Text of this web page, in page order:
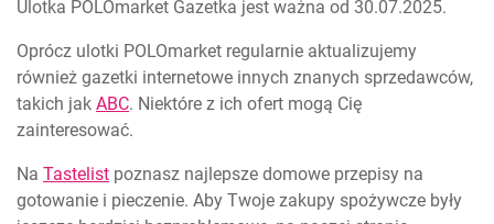
Ulotka POLOmarket Gazetka jest ważna od 30.07.2025.
Oprócz ulotki POLOmarket regularnie aktualizujemy
również gazetki internetowe innych znanych sprzedawców,
takich jak ABC. Niektóre z ich ofert mogą Cię
zainteresować.
Na Tastelist poznasz najlepsze domowe przepisy na
gotowanie i pieczenie. Aby Twoje zakupy spożywcze były